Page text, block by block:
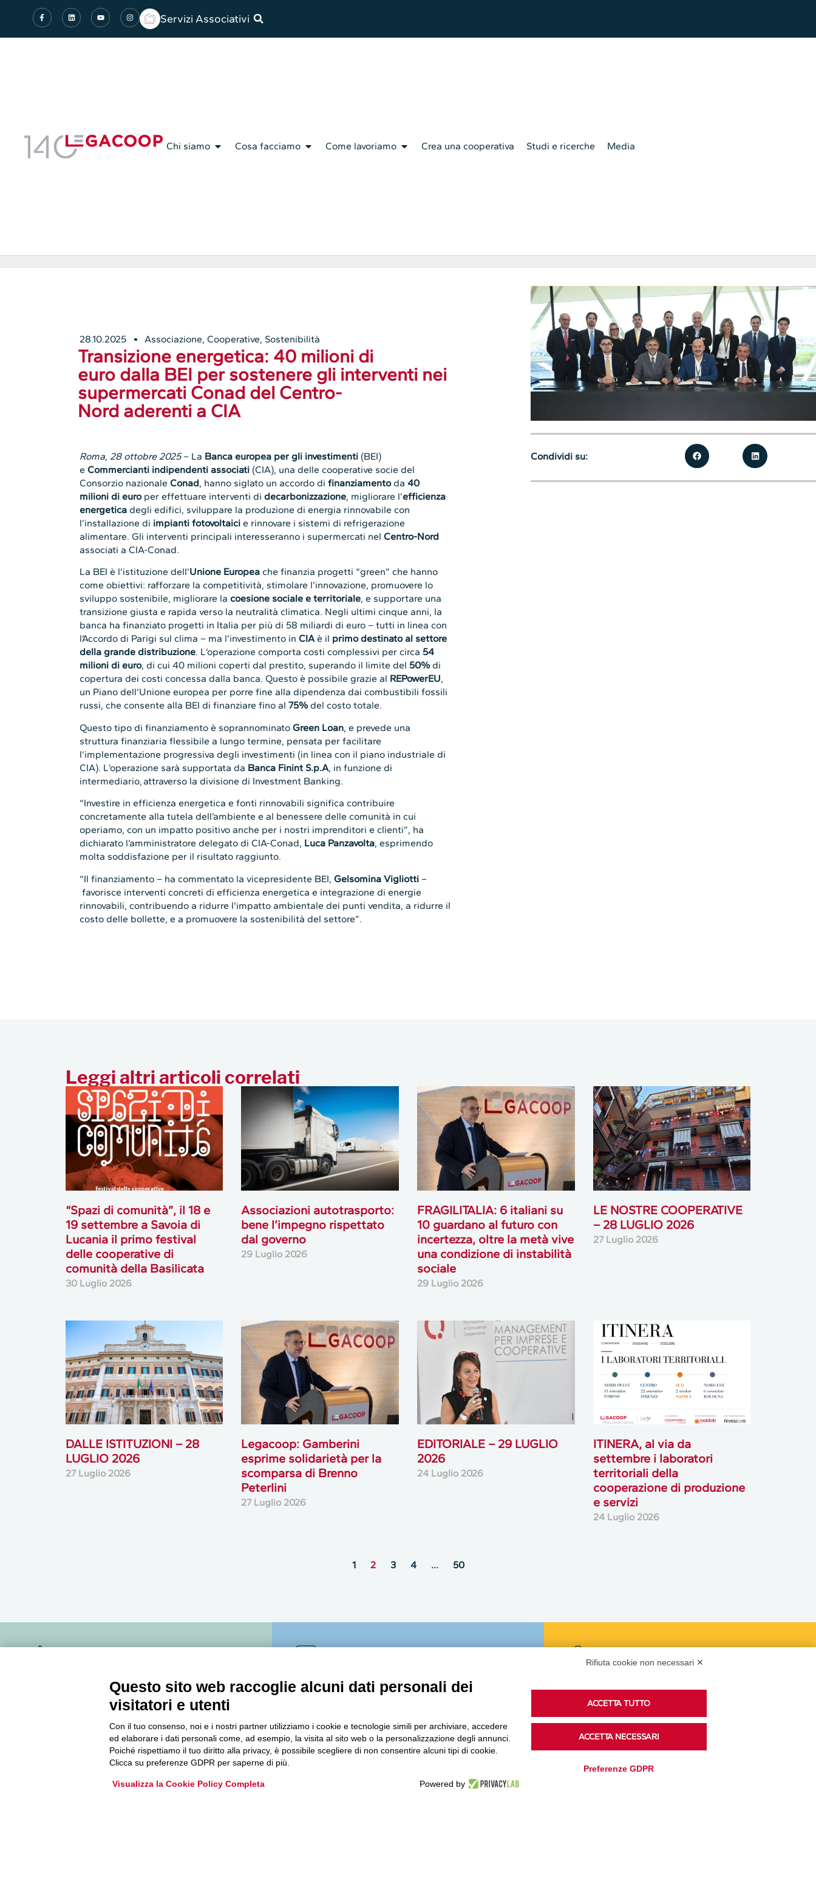
Servizi Associativi
Chi siamo Cosa facciamo Come lavoriamo Crea una cooperativa Studi e ricerche Media
28.10.2025 Associazione,Cooperative, Sostenibilità
Transizione energetica: 40 milioni di
euro dalla BEI per sostenere gli interventi nei
supermercati Conad del Centro-
Nord aderenti a CIA
Roma, 28 ottobre 2025– La Banca europea per gli investimenti (BEI)
eCommercianti indipendenti associati (CIA), una delle cooperative socie del
Consorzio nazionaleConad, hanno siglato un accordo difinanziamentoda40
milioni di europer effettuare interventi didecarbonizzazione, migliorare l’efficienza
energetica degli edifici, sviluppare la produzione di energia rinnovabile con
l’installazione di impianti fotovoltaici e rinnovare i sistemi di refrigerazione
alimentare. Gli interventi principali interesseranno i supermercati nelCentro-Nord
associati a CIA-Conad.
La BEI è l’istituzione dell’Unione Europea che finanzia progetti “green” che hanno
come obiettivi: rafforzare la competitività, stimolare l’innovazione, promuovere lo
sviluppo sostenibile, migliorare lacoesione sociale e territoriale, e supportare una
transizione giusta e rapida verso la neutralità climatica. Negli ultimi cinque anni, la
banca ha finanziato progetti in Italia per più di 58 miliardi di euro – tutti in linea con
l’Accordo di Parigi sul clima – ma l’investimento inCIAè il primo destinato al settore
della grande distribuzione. L’operazione comporta costi complessivi per circa 54
milioni di euro, di cui 40 milioni coperti dal prestito, superando il limite del 50% di
copertura dei costi concessa dalla banca. Questo è possibile grazie al REPowerEU,
un Piano dell’Unione europea per porre fine alla dipendenza dai combustibili fossili
russi, che consente alla BEI di finanziare fino al75% del costo totale.
Questo tipo di finanziamento è soprannominato Green Loan, e prevede una
struttura finanziaria flessibile a lungo termine, pensata per facilitare
l’implementazione progressiva degli investimenti (in linea con il piano industriale di
CIA). L’operazione sarà supportata da Banca Finint S.p.A, in funzione di
intermediario,attraverso la divisione di Investment Banking.
“Investire in efficienza energetica e fonti rinnovabili significa contribuire
concretamente alla tutela dell’ambiente e al benessere delle comunità in cui
operiamo, con un impatto positivo anche per i nostri imprenditori e clienti”, ha
dichiarato l’amministratore delegato di CIA-Conad, Luca Panzavolta, esprimendo
molta soddisfazione per il risultato raggiunto.
“Il finanziamento – ha commentato la vicepresidente BEI, Gelsomina Vigliotti –
favorisce interventi concreti di efficienza energetica e integrazione di energie
rinnovabili, contribuendo a ridurre l’impatto ambientale dei punti vendita, a ridurre il
costo delle bollette, e a promuovere la sostenibilità del settore”.
Condividi su:
Leggi altri articoli correlati
“Spazi di comunità”, il 18 e
19 settembre a Savoia di
Lucania il primo festival
delle cooperative di
comunità della Basilicata
30 Luglio 2026
Associazioni autotrasporto:
bene l’impegno rispettato
dal governo
29 Luglio 2026
FRAGILITALIA: 6 italiani su
10 guardano al futuro con
incertezza, oltre la metà vive
una condizione di instabilità
sociale
29 Luglio 2026
LE NOSTRE COOPERATIVE
– 28 LUGLIO 2026
27 Luglio 2026
DALLE ISTITUZIONI – 28
LUGLIO 2026
27 Luglio 2026
Legacoop: Gamberini
esprime solidarietà per la
scomparsa di Brenno
Peterlini
27 Luglio 2026
EDITORIALE – 29 LUGLIO
2026
24 Luglio 2026
ITINERA, al via da
settembre i laboratori
territoriali della
cooperazione di produzione
e servizi
24 Luglio 2026
1 2 3 4 … 50
Accedi o iscriviti alla nostra Newsletter Legacoop
Informazioni per restare sempre aggiornati sul
mondo della cooperazione.
Archivio Newsletter
Guarda i nostri video, storie e webinar.
Podcast
Ascolta i podcast di approfondimento di Legacoop
Rifiuta cookie non necessari ✕
Questo sito web raccoglie alcuni dati personali dei
visitatori e utenti
Con il tuo consenso, noi e i nostri partner utilizziamo i cookie e tecnologie simili per archiviare, accedere
ed elaborare i dati personali come, ad esempio, la visita al sito web o la personalizzazione degli annunci.
Poiché rispettiamo il tuo diritto alla privacy, è possibile scegliere di non consentire alcuni tipi di cookie.
Clicca su preferenze GDPR per saperne di più.
Visualizza la Cookie Policy Completa Powered by
ACCETTA TUTTO
ACCETTA NECESSARI
Preferenze GDPR